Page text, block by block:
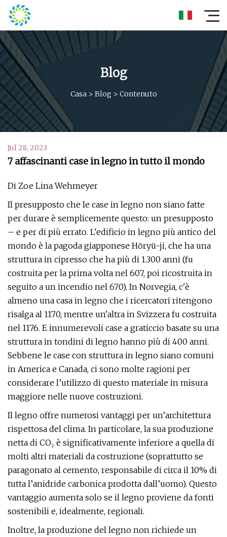
Blog
Casa > Blog > Contenuto
Jul 28, 2023
7 affascinanti case in legno in tutto il mondo
Di Zoe Lina Wehmeyer
Il presupposto che le case in legno non siano fatte
per durare è semplicemente questo: un presupposto
– e per di più errato. L'edificio in legno più antico del
mondo è la pagoda giapponese Hōryū-ji, che ha una
struttura in cipresso che ha più di 1.300 anni (fu
costruita per la prima volta nel 607, poi ricostruita in
seguito a un incendio nel 670). In Norvegia, c'è
almeno una casa in legno che i ricercatori ritengono
risalga al 1170, mentre un'altra in Svizzera fu costruita
nel 1176. E innumerevoli case a graticcio basate su una
struttura in tondini di legno hanno più di 400 anni.
Sebbene le case con struttura in legno siano comuni
in America e Canada, ci sono molte ragioni per
considerare l’utilizzo di questo materiale in misura
maggiore nelle nuove costruzioni.
Il legno offre numerosi vantaggi per un’architettura
rispettosa del clima. In particolare, la sua produzione
netta di CO₂ è significativamente inferiore a quella di
molti altri materiali da costruzione (soprattutto se
paragonato al cemento, responsabile di circa il 10% di
tutta l’anidride carbonica prodotta dall’uomo). Questo
vantaggio aumenta solo se il legno proviene da fonti
sostenibili e, idealmente, regionali.
Inoltre, la produzione del legno non richiede un